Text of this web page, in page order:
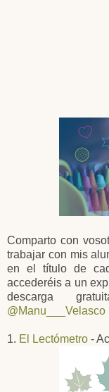
Comparto con
trabajar con mis
en el título de
accederéis a un
descarga
@Manu___Velasco
1. El Lectómetro -